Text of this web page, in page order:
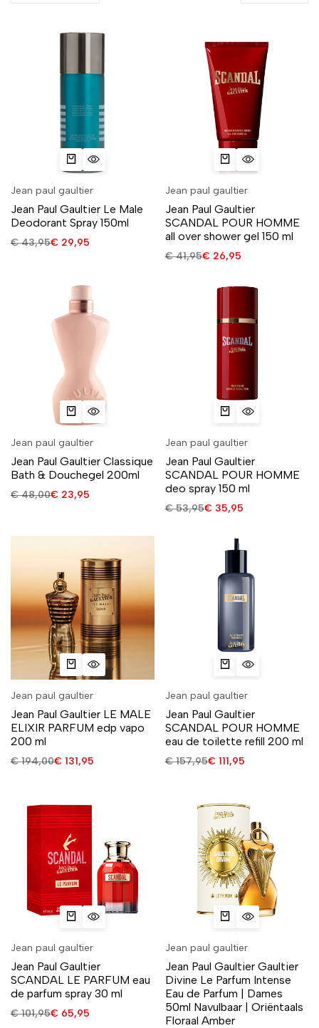
Jean paul gaultier
Jean Paul Gaultier Le Male
Deodorant Spray 150ml
€43,95€ 29,95
Jean paul gaultier
Jean Paul Gaultier
SCANDAL POUR HOMME
all over shower gel 150 ml
€41,95€26,95
Jean paul gaultier
Jean Paul Gaultier Classique
Bath & Douchegel 200ml
€48,00€ 23,95
Jean paul gaultier
Jean Paul Gaultier
SCANDAL POUR HOMME
deo spray 150 ml
€53,95€35,95
Jean paul gaultier
Jean Paul Gaultier LE MALE
ELIXIR PARFUM edp vapo
200 ml
€194,00€ 131,95
Jean paul gaultier
Jean Paul Gaultier
SCANDAL POUR HOMME
eau de toilette refill 200 ml
€157,95€111,95
Jean paul gaultier
Jean Paul Gaultier
SCANDAL LE PARFUM eau
de parfum spray 30 ml
€101,95€ 65,95
Jean paul gaultier
Jean Paul Gaultier Gaultier
Divine Le Parfum Intense
Eau de Parfum | Dames
50ml Navulbaar | Oriëntaals
Floraal Amber